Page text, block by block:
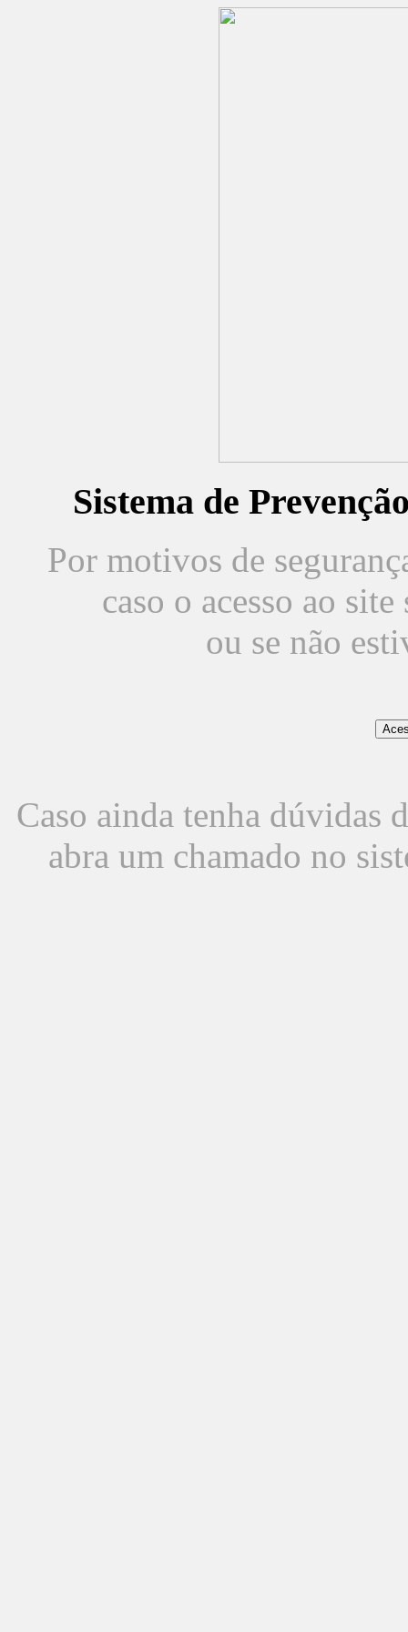
Sistema de
Por motivos de
caso o acesso ao
ou se não
Caso ainda tenha dúvidas
abra um chamado no